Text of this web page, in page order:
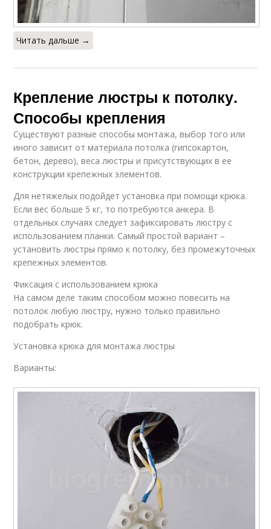
Читать дальше →
Крепление люстры к потолку.
Способы крепления
Существуют разные способы монтажа, выбор того или
иного зависит от материала потолка (гипсокартон,
бетон, дерево), веса люстры и присутствующих в ее
конструкции крепежных элементов.
Для нетяжелых подойдет установка при помощи крюка.
Если вес больше 5 кг, то потребуются анкера. В
отдельных случаях следует зафиксировать люстру с
использованием планки. Самый простой вариант –
установить люстры прямо к потолку, без промежуточных
крепежных элементов.
Фиксация с использованием крюка
На самом деле таким способом можно повесить на
потолок любую люстру, нужно только правильно
подобрать крюк.
Установка крюка для монтажа люстры
Варианты: